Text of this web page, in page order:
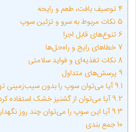
4 توصیف بافت، طعم و رایحه
5 نکات مربوط به سرو و تزئین سوپ
6 تنوع‌های قابل اجرا
7 خطاهای رایج و راه‌حل‌ها
8 نکات تغذیه‌ای و فواید سلامتی
9 پرسش‌های متداول
9.1آیا می‌توان سوپ را بدون سیب‌زمینی
9.2آیا می‌توان از گشنیز خشک استفاده
9.3آیا این سوپ را می‌توان چند روز
10جمع بندی